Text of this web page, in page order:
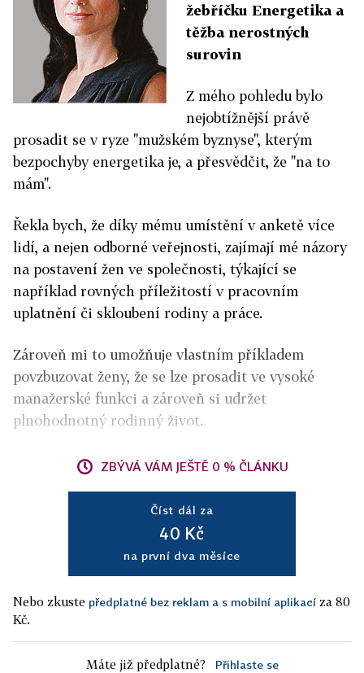
žebříčku Energetika a
těžba nerostných
surovin
Z mého pohledu bylo
nejobtížnější právě
prosadit se v ryze "mužském byznyse", kterým
bezpochyby energetika je, a přesvědčit, že "na to
mám".
Řekla bych, že díky mému umístění v anketě více
lidí, a nejen odborné veřejnosti, zajímají mé názory
na postavení žen ve společnosti, týkající se
například rovných příležitostí v pracovním
uplatnění či skloubení rodiny a práce.
Zároveň mi to umožňuje vlastním příkladem
povzbuzovat ženy, že se lze prosadit ve vysoké
manažerské funkci a zároveň si udržet
plnohodnotný rodinný život.
ZBÝVÁ VÁM JEŠTĚ 0 % ČLÁNKU
Číst dál za
40 Kč
na první dva měsíce
Nebo zkuste předplatné bez reklam a s mobilní aplikací za 80
Kč.
Máte již předplatné? Přihlaste se